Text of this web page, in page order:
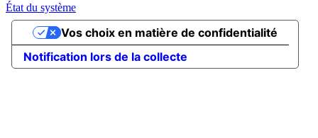
État du système
Notification lors de la collecte
Vos choix en matière de confidentialité